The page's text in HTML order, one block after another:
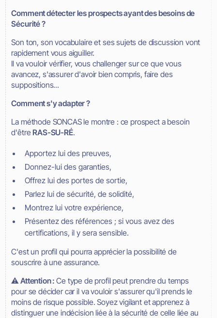
Comment détecter les prospects ayant des besoins de
Sécurité ?
Son ton, son vocabulaire et ses sujets de discussion vont
rapidement vous aiguiller.
Il va vouloir vérifier, vous challenger sur ce que vous
avancez, s'assurer d'avoir bien compris, faire des
suppositions...
Comment s'y adapter ?
La méthode SONCAS le montre : ce prospect a besoin
d'êtreRAS-SU-RÉ.
Apportez lui des preuves,
Donnez-lui des garanties,
Offrez lui des portes de sortie,
Parlez lui de sécurité, de solidité,
Montrez lui votre expérience,
Présentez des références ; si vous avez des
certifications, il y sera sensible.
C'est un profil qui pourra apprécier la possibilité de
souscrire à une assurance.
⚠️ Attention :Ce type de profil peut prendre du temps
pour se décider car il va vouloir s'assurer qu'il prends le
moins de risque possible. Soyez vigilant et apprenez à
distinguer une indécision liée à la sécurité de celle liée au